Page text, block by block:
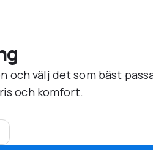
och välj det som bäst
och komfort.